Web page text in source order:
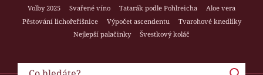
Volby 2025
Svařené víno Tatarák podle Pohlreicha
Aloe vera
Pěstování lichořeřišnice
Výpočet ascendentu
Tvarohové knedlíky
Nejlepší palačinky
Švestkový koláč